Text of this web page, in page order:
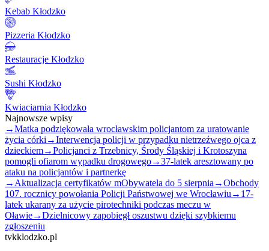
Kebab Kłodzko
Pizzeria Kłodzko
Restauracje Kłodzko
Sushi Kłodzko
Kwiaciarnia Kłodzko
Najnowsze wpisy
→Matka podziękowała wrocławskim policjantom za uratowanie
życia córki →Interwencja policji w przypadku nietrzeźwego ojca z
dzieckiem→Policjanci z Trzebnicy, Środy Śląskiej i Krotoszyna
pomogli ofiarom wypadku drogowego→37-latek aresztowany po
ataku na policjantów i partnerkę
→ Aktualizacja certyfikatów mObywatela do 5 sierpnia →Obchody
107. rocznicy powołania Policji Państwowej we Wrocławiu → 17-
latek ukarany za użycie pirotechniki podczas meczu w
Oławie→Dzielnicowy zapobiegł oszustwu dzięki szybkiemu
zgłoszeniu
tvkklodzko.pl